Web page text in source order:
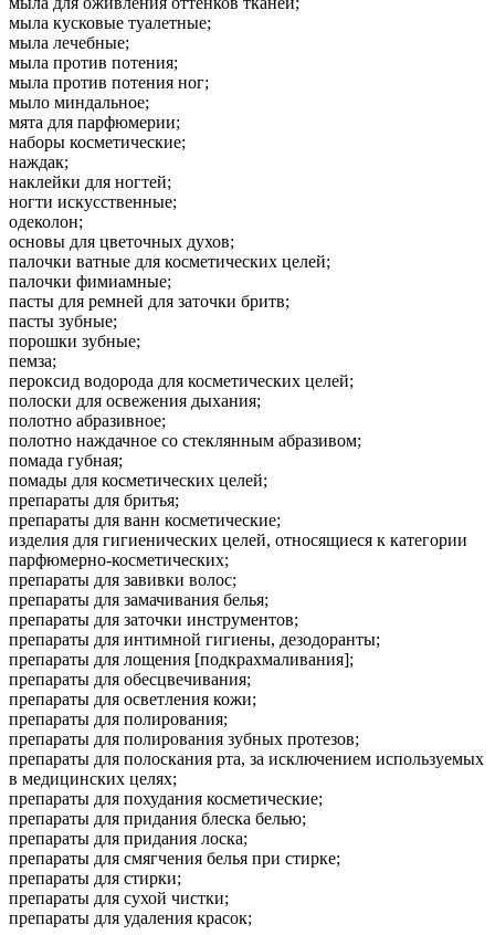
мыла кусковые туалетные;
мыла лечебные;
мыла против потения;
мыла против потения ног;
мыло миндальное;
мята для парфюмерии;
наборы косметические;
наждак;
наклейки для ногтей;
ногти искусственные;
одеколон;
основы для цветочных духов;
палочки ватные для косметических целей;
палочки фимиамные;
пасты для ремней для заточки бритв;
пасты зубные;
порошки зубные;
пемза;
пероксид водорода для косметических целей;
полоски для освежения дыхания;
полотно абразивное;
полотно наждачное со стеклянным абразивом;
помада губная;
помады для косметических целей;
препараты для бритья;
препараты для ванн косметические;
изделия для гигиенических целей, относящиеся к категории
парфюмерно-косметических;
препараты для завивки волос;
препараты для замачивания белья;
препараты для заточки инструментов;
препараты для интимной гигиены, дезодоранты;
препараты для лощения [подкрахмаливания];
препараты для обесцвечивания;
препараты для осветления кожи;
препараты для полирования;
препараты для полирования зубных протезов;
препараты для полоскания рта, за исключением используемых
в медицинских целях;
препараты для похудания косметические;
препараты для придания блеска белью;
препараты для придания лоска;
препараты для смягчения белья при стирке;
препараты для стирки;
препараты для сухой чистки;
препараты для удаления красок;